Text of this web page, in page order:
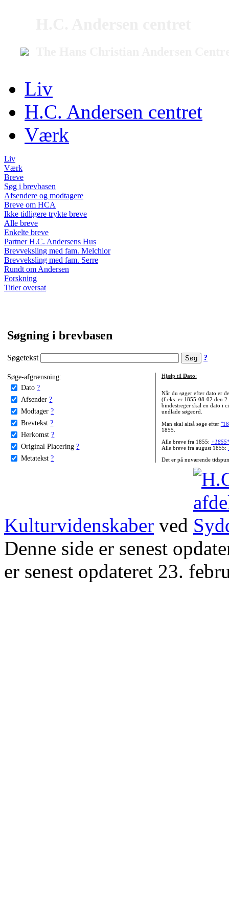
Liv
H.C. Andersen centret
Værk
Liv
Værk
Breve
Søg i brevbasen
Afsendere og modtagere
Breve om HCA
Ikke tidligere trykte breve
Alle breve
Enkelte breve
Partner H.C. Andersens Hus
Brevveksling med fam. Melchior
Brevveksling med fam. Serre
Rundt om Andersen
Forskning
Titler oversat
Søgning i brevbasen
Søgetekst ?
Søge-afgrænsning:
Dato ?
Afsender ?
Modtager ?
Brevtekst ?
Herkomst ?
Original Placering ?
Metatekst ?
Hjælp til Dato:
Når du søger efter dato er
(f.eks. er 1855-08-02 den
bindestreger skal en dato i
undlade søgeord.
Man skal altså søge efter
1855.
Alle breve fra 1855:
Alle breve fra august 1855:
Det er på nuværende
Kulturvidenskaber ved
Denne side er senest
er senest opdateret 23.